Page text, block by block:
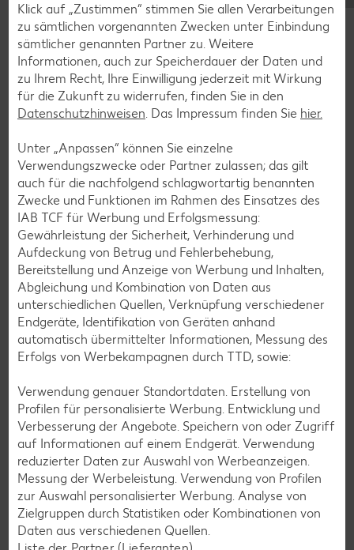
Smoothie-Rezepte
Bowle-Rezepte
Cocktail-Rezepte
Avocado-Rezepte
Blaubeer-Rezepte
Bananen-Rezepte
Zurück zu allen Rezepten
Klick auf „Zustimmen“ stimmen Sie allen Verarbeitungen
zu sämtlichen vorgenannten Zwecken unter Einbindung
sämtlicher genannten Partner zu. Weitere
Informationen, auch zur Speicherdauer der Daten und
zu Ihrem Recht, Ihre Einwilligung jederzeit mit Wirkung
für die Zukunft zu widerrufen, finden Sie in den
Datenschutzhinweisen . Das Impressum finden Sie hier.
Unter „Anpassen“ können Sie einzelne
Verwendungszwecke oder Partner zulassen; das gilt
auch für die nachfolgend schlagwortartig benannten
Zwecke und Funktionen im Rahmen des Einsatzes des
IAB TCF für Werbung und Erfolgsmessung:
Gewährleistung der Sicherheit, Verhinderung und
Aufdeckung von Betrug und Fehlerbehebung,
Bereitstellung und Anzeige von Werbung und Inhalten,
Abgleichung und Kombination von Daten aus
unterschiedlichen Quellen, Verknüpfung verschiedener
Endgeräte, Identifikation von Geräten anhand
automatisch übermittelter Informationen, Messung des
Erfolgs von Werbekampagnen durch TTD, sowie:
Verwendung genauer Standortdaten. Erstellung von
Profilen für personalisierte Werbung. Entwicklung und
Verbesserung der Angebote. Speichern von oder Zugriff
auf Informationen auf einem Endgerät. Verwendung
reduzierter Daten zur Auswahl von Werbeanzeigen.
Messung der Werbeleistung. Verwendung von Profilen
zur Auswahl personalisierter Werbung. Analyse von
Zielgruppen durch Statistiken oder Kombinationen von
Daten aus verschiedenen Quellen.